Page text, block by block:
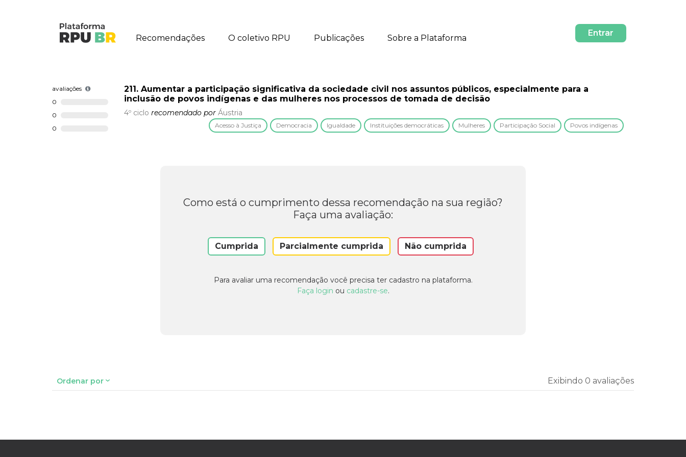
Recomendações O coletivo RPU Publicações Sobre a Plataforma
Entrar
avaliações
0
0
0
211. Aumentar a participação significativa da sociedade civil nos assuntos públicos, especialmente para a
inclusão de povos indígenas e das mulheres nos processos de tomada de decisão
4º ciclo recomendado por Áustria
Acesso à Justiça Democracia Igualdade Instituições democráticas Mulheres Participação Social Povos indígenas
Como está o cumprimento dessa recomendação na sua região?
Faça uma avaliação:
Cumprida Parcialmente cumprida Não cumprida
Para avaliar uma recomendação você precisa ter cadastro na plataforma.
Faça login ou cadastre-se.
Ordenar por Exibindo 0 avaliações